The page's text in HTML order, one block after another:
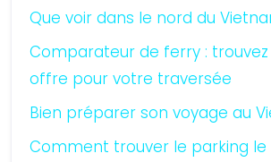
Que voir dans le nord du
Comparateur de ferry :
offre pour votre traversée
Bien préparer son voyage au
Comment trouver le parking le